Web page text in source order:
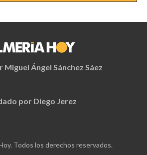
Ángel Sánchez Sáez
por Diego Jerez
Todos los derechos reservados.